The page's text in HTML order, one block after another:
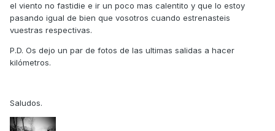
el viento no fastidie e ir un poco mas calentito y que lo estoy
pasando igual de bien que vosotros cuando estrenasteis
vuestras respectivas.
P.D. Os dejo un par de fotos de las ultimas salidas a hacer
kilómetros.
Saludos.